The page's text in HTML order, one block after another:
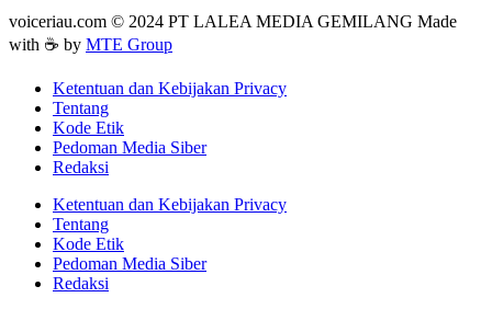
voiceriau.com © 2024 PT LALEA MEDIA GEMILANG Made
with ☕ by MTE Group
Ketentuan dan Kebijakan Privacy
Tentang
Kode Etik
Pedoman Media Siber
Redaksi
Ketentuan dan Kebijakan Privacy
Tentang
Kode Etik
Pedoman Media Siber
Redaksi